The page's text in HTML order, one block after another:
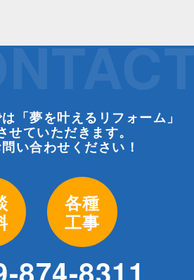
「夢を叶えるリフォーム」
せていただきます。
い合わせください！
各種
工事